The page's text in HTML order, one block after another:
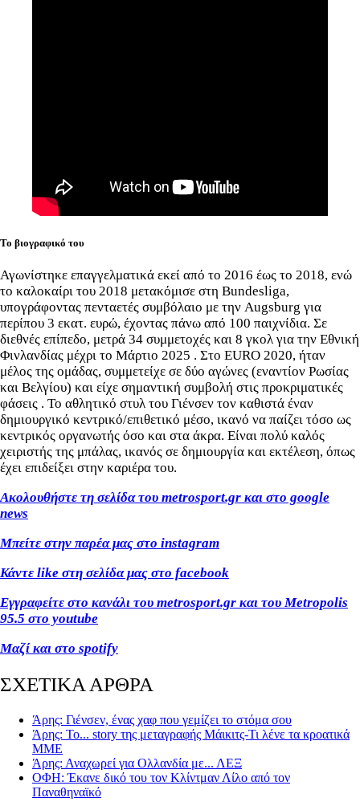
Το βιογραφικό του
Αγωνίστηκε επαγγελματικά εκεί από το 2016 έως το 2018, ενώ
το καλοκαίρι του 2018 μετακόμισε στη Bundesliga,
υπογράφοντας πενταετές συμβόλαιο με την Augsburg για
περίπου 3 εκατ. ευρώ, έχοντας πάνω από 100 παιχνίδια. Σε
διεθνές επίπεδο, μετρά 34 συμμετοχές και 8 γκολ για την Εθνική
Φινλανδίας μέχρι το Μάρτιο 2025 . Στο EURO 2020, ήταν
μέλος της ομάδας, συμμετείχε σε δύο αγώνες (εναντίον Ρωσίας
και Βελγίου) και είχε σημαντική συμβολή στις προκριματικές
φάσεις . Το αθλητικό στυλ του Γιένσεν τον καθιστά έναν
δημιουργικό κεντρικό/επιθετικό μέσο, ικανό να παίζει τόσο ως
κεντρικός οργανωτής όσο και στα άκρα. Είναι πολύ καλός
χειριστής της μπάλας, ικανός σε δημιουργία και εκτέλεση, όπως
έχει επιδείξει στην καριέρα του.
Ακολουθήστε τη σελίδα του metrosport.gr και στο google
news
Μπείτε στην παρέα μας στο instagram
Κάντε like στη σελίδα μας στο facebook
Εγγραφείτε στο κανάλι του metrosport.gr και του Metropolis
95.5 στο youtube
Μαζί και στο spotify
ΣΧΕΤΙΚΑ ΑΡΘΡΑ
Άρης: Γιένσεν, ένας χαφ που γεμίζει το στόμα σου
Άρης: Το... story της μεταγραφής Μάικιτς-Τι λένε τα κροατικά
ΜΜΕ
Άρης: Αναχωρεί για Ολλανδία με... ΛΕΞ
ΟΦΗ: Έκανε δικό του τον Κλίντμαν Λίλο από τον
Παναθηναϊκό